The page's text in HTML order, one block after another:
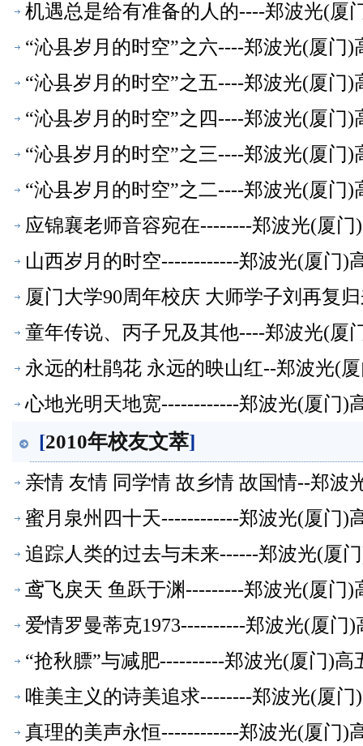
机遇总是给有准备的人的----郑波光(厦
“沁县岁月的时空”之六----郑波光(厦门
“沁县岁月的时空”之五----郑波光(厦门
“沁县岁月的时空”之四----郑波光(厦门
“沁县岁月的时空”之三----郑波光(厦门
“沁县岁月的时空”之二----郑波光(厦门
应锦襄老师音容宛在--------郑波光(厦
山西岁月的时空------------郑波光(厦门)
厦门大学90周年校庆 大师学子刘再复
童年传说、丙子兄及其他----郑波光(厦
永远的杜鹃花 永远的映山红--郑波光(
心地光明天地宽------------郑波光(厦门)
[2010年校友文萃]
亲情 友情 同学情 故乡情 故国情--郑波
蜜月泉州四十天------------郑波光(厦门)
追踪人类的过去与未来------郑波光(厦
鸢飞戾天 鱼跃于渊---------郑波光(厦门)
爱情罗曼蒂克1973----------郑波光(厦门
“抢秋膘”与减肥----------郑波光(厦门)高
唯美主义的诗美追求--------郑波光(厦
真理的美声永恒------------郑波光(厦门)